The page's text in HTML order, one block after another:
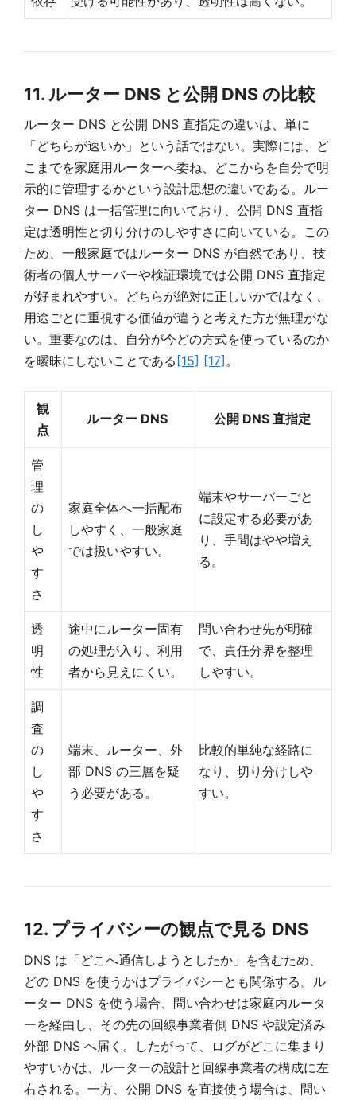
11. ルーター DNS と公開 DNS の比較
ルーター DNS と公開 DNS 直指定の違いは、単に
「どちらが速いか」という話ではない。実際には、ど
こまでを家庭用ルーターへ委ね、どこからを自分で明
示的に管理するかという設計思想の違いである。ルー
ター DNS は一括管理に向いており、公開 DNS 直指
定は透明性と切り分けのしやすさに向いている。この
ため、一般家庭ではルーター DNS が自然であり、技
術者の個人サーバーや検証環境では公開 DNS 直指定
が好まれやすい。どちらが絶対に正しいかではなく、
用途ごとに重視する価値が違うと考えた方が無理がな
い。重要なのは、自分が今どの方式を使っているのか
を曖昧にしないことである [15] [17] 。
観
点
ルーター DNS 公開 DNS 直指定
管
理
の
し
や
す
さ
家庭全体へ一括配布
しやすく、一般家庭
では扱いやすい。
端末やサーバーごと
に設定する必要があ
り、手間はやや増え
る。
透
明
性
途中にルーター固有
の処理が入り、利用
者から見えにくい。
問い合わせ先が明確
で、責任分界を整理
しやすい。
調
査
の
し
や
す
さ
端末、ルーター、外
部 DNS の三層を疑
う必要がある。
比較的単純な経路に
なり、切り分けしや
すい。
12. プライバシーの観点で見る DNS
DNS は「どこへ通信しようとしたか」を含むため、
どの DNS を使うかはプライバシーとも関係する。ル
ーター DNS を使う場合、問い合わせは家庭内ルータ
ーを経由し、その先の回線事業者側 DNS や設定済み
外部 DNS へ届く。したがって、ログがどこに集まり
やすいかは、ルーターの設計と回線事業者の構成に左
右される。一方、公開 DNS を直接使う場合は、問い